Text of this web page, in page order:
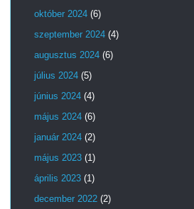
október 2024 (6)
szeptember 2024 (4)
augusztus 2024 (6)
július 2024 (5)
június 2024 (4)
május 2024 (6)
január 2024 (2)
május 2023 (1)
április 2023 (1)
december 2022 (2)